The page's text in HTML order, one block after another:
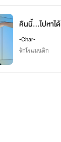
คืนนี้...ไปหาไ
-Char-
รักโรแมนติก